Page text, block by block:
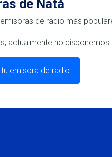
de Natá
de radio más
actualmente no
emisora de radio